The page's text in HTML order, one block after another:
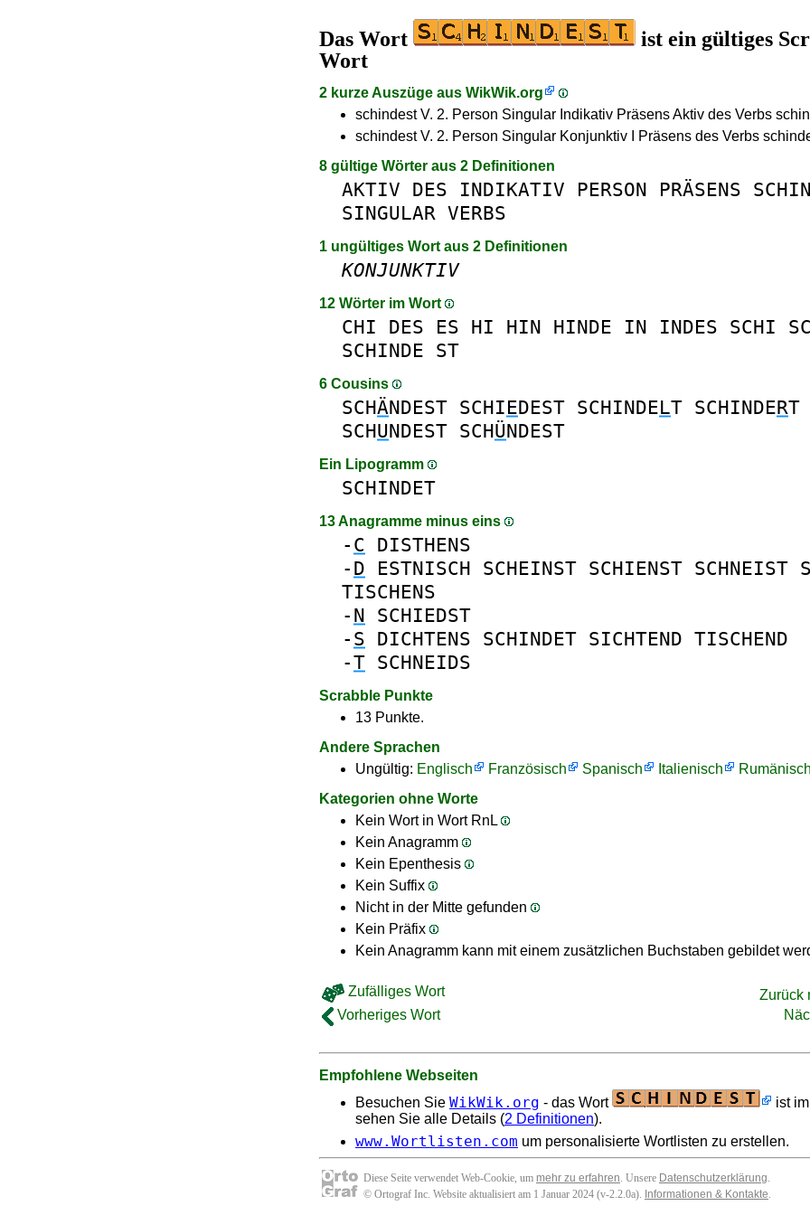
Das Wort
ist ein gültiges
Wort
2 kurze Auszüge aus WikWik.org
schindest V. 2. Person Singular Indikativ Präsens Aktiv des Verbs
schindest V. 2. Person Singular Konjunktiv I Präsens des Verbs
8 gültige Wörter aus 2 Definitionen
AKTIV DES INDIKATIV PERSON PRÄSENS
SINGULAR VERBS
1 ungültiges Wort aus 2 Definitionen
KONJUNKTIV
12 Wörter im Wort
CHI DES ES HI HIN HINDE IN INDES SCHI
SCHINDE ST
6 Cousins
SCHÄNDEST SCHIEDEST SCHINDELT SCHINDERT
SCHUNDEST SCHÜNDEST
Ein Lipogramm
SCHINDET
13 Anagramme minus eins
- C
DISTHENS
- D ESTNISCH SCHEINST SCHIENST SCHNEIST
TISCHENS
- N SCHIEDST
- S DICHTENS SCHINDET SICHTEND TISCHEND
-T SCHNEIDS
Scrabble Punkte
13 Punkte.
Andere Sprachen
Ungültig: Englisch Französisch Spanisch Italienisch
Rumänisch
Kategorien ohne Worte
Kein Wort in Wort RnL
Kein Anagramm
Kein Epenthesis
Kein Suffix
Nicht in der Mitte gefunden
Kein Präfix
Kein Anagramm kann mit einem zusätzlichen Buchstaben gebildet
Zufälliges Wort
Zurück
Vorheriges Wort
Empfohlene Webseiten
Besuchen Sie WikWik.org - das Wort
ist
sehen Sie alle Details (2 Definitionen).
www.Wortlisten.com um personalisierte Wortlisten zu erstellen.
Diese Seite verwendet Web-Cookie, um mehr zu erfahren. Unsere Datenschutzerklärung.
© Ortograf Inc. Website aktualisiert am 1 Januar 2024 (v-2.2.0a). Informationen & Kontakte.